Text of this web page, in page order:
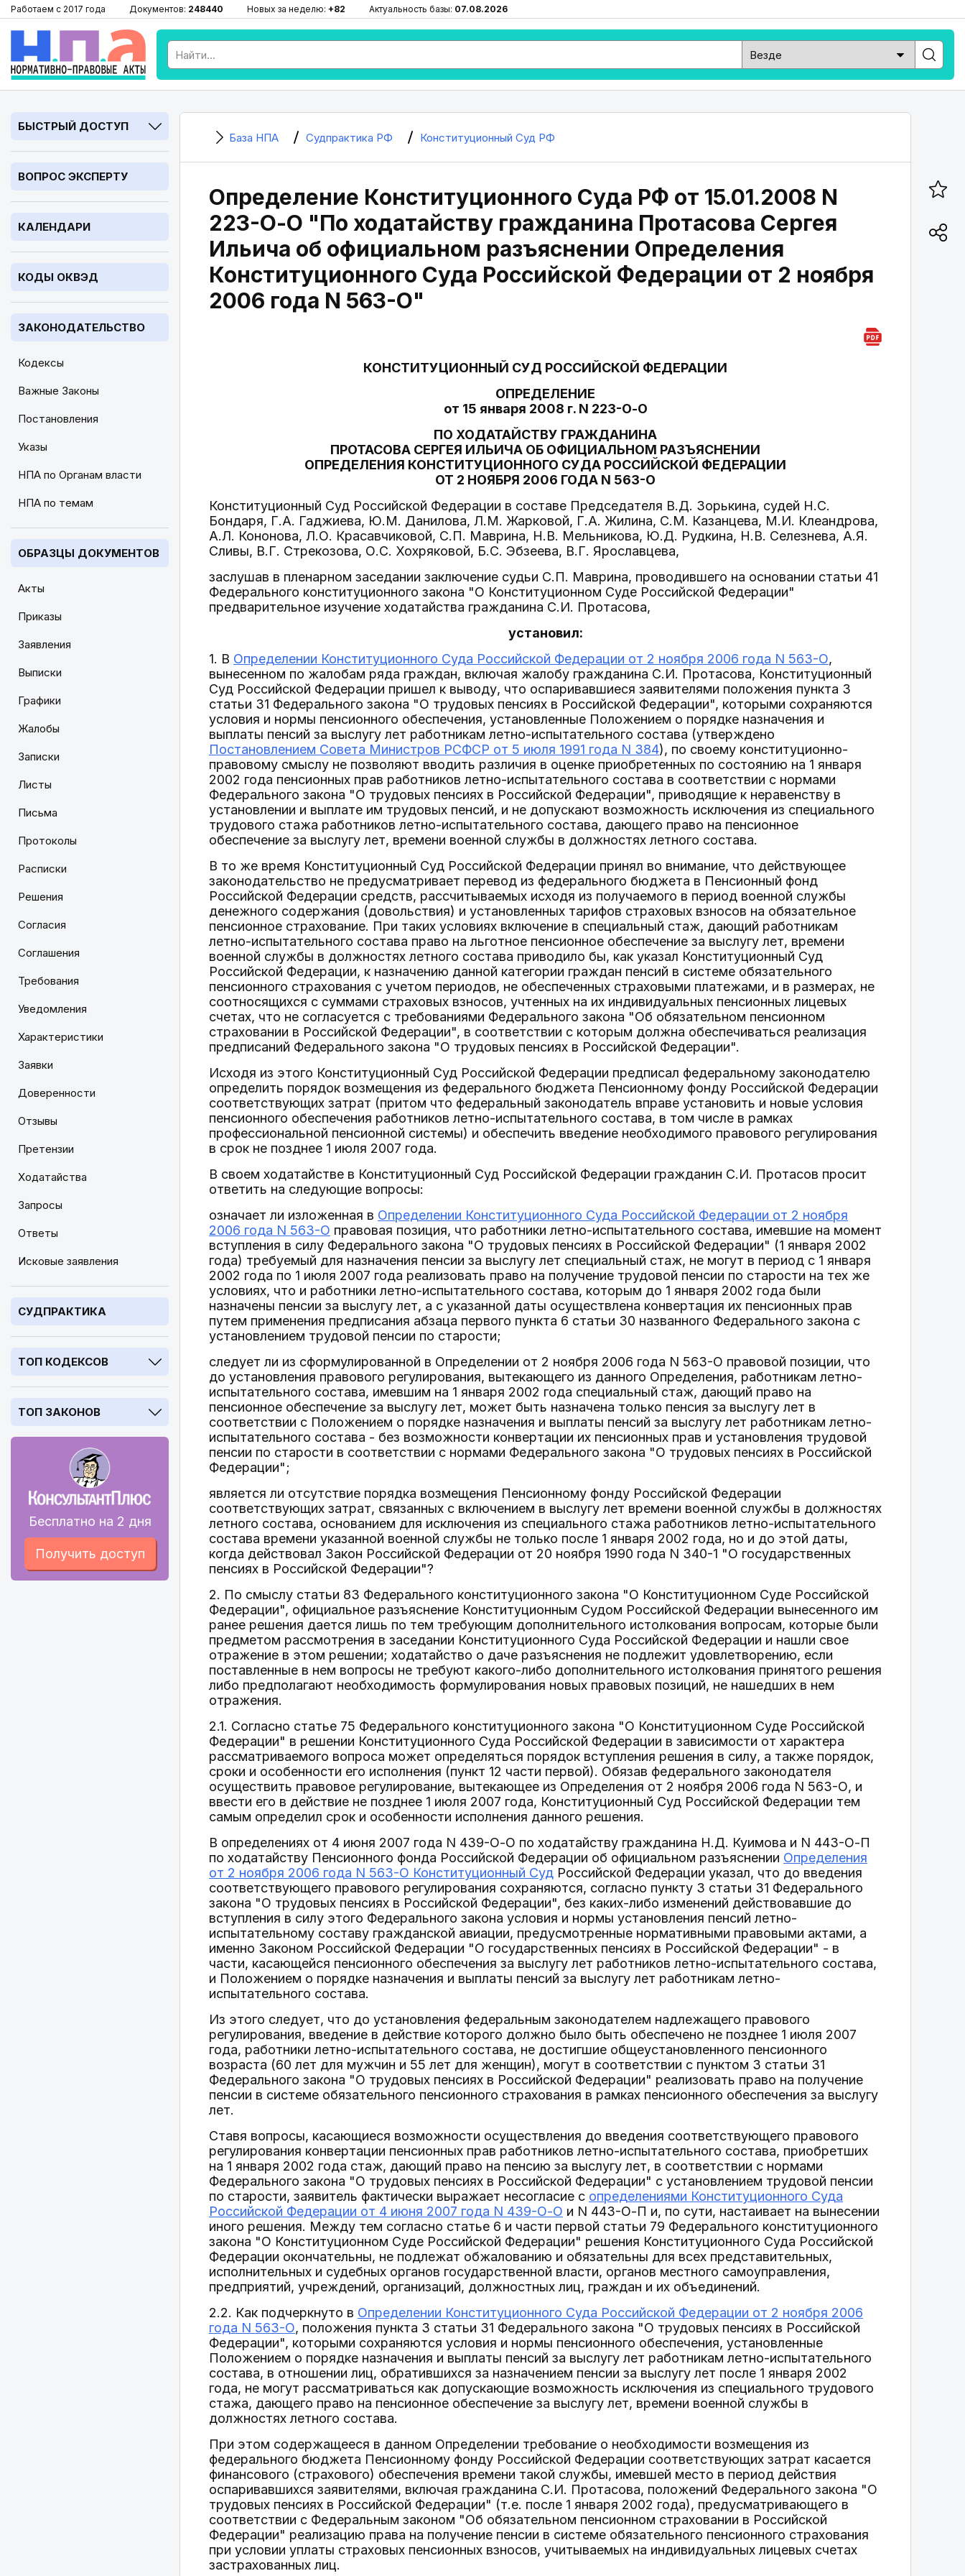
Работаем с 2017 года Документов: 248440 Новых за неделю: +82 Актуальность базы: 07.08.2026
БЫСТРЫЙ ДОСТУП
ВОПРОС ЭКСПЕРТУ
КАЛЕНДАРИ
КОДЫ ОКВЭД
ЗАКОНОДАТЕЛЬСТВО
Кодексы
Важные Законы
Постановления
Указы
НПА по Органам власти
НПА по темам
ОБРАЗЦЫ ДОКУМЕНТОВ
Акты
Приказы
Заявления
Выписки
Графики
Жалобы
Записки
Листы
Письма
Протоколы
Расписки
Решения
Согласия
Соглашения
Требования
Уведомления
Характеристики
Заявки
Доверенности
Отзывы
Претензии
Ходатайства
Запросы
Ответы
Исковые заявления
СУДПРАКТИКА
ТОП КОДЕКСОВ
ТОП ЗАКОНОВ
Бесплатно на 2 дня
Получить доступ
База НПА Судпрактика РФ Конституционный Суд РФ
Определение Конституционного Суда РФ от 15.01.2008 N
223-О-О "По ходатайству гражданина Протасова Сергея
Ильича об официальном разъяснении Определения
Конституционного Суда Российской Федерации от 2 ноября
2006 года N 563-О"
КОНСТИТУЦИОННЫЙ СУД РОССИЙСКОЙ ФЕДЕРАЦИИ
ОПРЕДЕЛЕНИЕ
от 15 января 2008 г. N 223-О-О
ПО ХОДАТАЙСТВУ ГРАЖДАНИНА
ПРОТАСОВА СЕРГЕЯ ИЛЬИЧА ОБ ОФИЦИАЛЬНОМ РАЗЪЯСНЕНИИ
ОПРЕДЕЛЕНИЯ КОНСТИТУЦИОННОГО СУДА РОССИЙСКОЙ ФЕДЕРАЦИИ
ОТ 2 НОЯБРЯ 2006 ГОДА N 563-О
Конституционный Суд Российской Федерации в составе Председателя В.Д. Зорькина, судей Н.С.
Бондаря, Г.А. Гаджиева, Ю.М. Данилова, Л.М. Жарковой, Г.А. Жилина, С.М. Казанцева, М.И. Клеандрова,
А.Л. Кононова, Л.О. Красавчиковой, С.П. Маврина, Н.В. Мельникова, Ю.Д. Рудкина, Н.В. Селезнева, А.Я.
Сливы, В.Г. Стрекозова, О.С. Хохряковой, Б.С. Эбзеева, В.Г. Ярославцева,
заслушав в пленарном заседании заключение судьи С.П. Маврина, проводившего на основании статьи 41
Федерального конституционного закона "О Конституционном Суде Российской Федерации"
предварительное изучение ходатайства гражданина С.И. Протасова,
установил:
1. В Определении Конституционного Суда Российской Федерации от 2 ноября 2006 года N 563-О,
вынесенном по жалобам ряда граждан, включая жалобу гражданина С.И. Протасова, Конституционный
Суд Российской Федерации пришел к выводу, что оспаривавшиеся заявителями положения пункта 3
статьи 31 Федерального закона "О трудовых пенсиях в Российской Федерации", которыми сохраняются
условия и нормы пенсионного обеспечения, установленные Положением о порядке назначения и
выплаты пенсий за выслугу лет работникам летно-испытательного состава (утверждено
Постановлением Совета Министров РСФСР от 5 июля 1991 года N 384), по своему конституционно-
правовому смыслу не позволяют вводить различия в оценке приобретенных по состоянию на 1 января
2002 года пенсионных прав работников летно-испытательного состава в соответствии с нормами
Федерального закона "О трудовых пенсиях в Российской Федерации", приводящие к неравенству в
установлении и выплате им трудовых пенсий, и не допускают возможность исключения из специального
трудового стажа работников летно-испытательного состава, дающего право на пенсионное
обеспечение за выслугу лет, времени военной службы в должностях летного состава.
В то же время Конституционный Суд Российской Федерации принял во внимание, что действующее
законодательство не предусматривает перевод из федерального бюджета в Пенсионный фонд
Российской Федерации средств, рассчитываемых исходя из получаемого в период военной службы
денежного содержания (довольствия) и установленных тарифов страховых взносов на обязательное
пенсионное страхование. При таких условиях включение в специальный стаж, дающий работникам
летно-испытательного состава право на льготное пенсионное обеспечение за выслугу лет, времени
военной службы в должностях летного состава приводило бы, как указал Конституционный Суд
Российской Федерации, к назначению данной категории граждан пенсий в системе обязательного
пенсионного страхования с учетом периодов, не обеспеченных страховыми платежами, и в размерах, не
соотносящихся с суммами страховых взносов, учтенных на их индивидуальных пенсионных лицевых
счетах, что не согласуется с требованиями Федерального закона "Об обязательном пенсионном
страховании в Российской Федерации", в соответствии с которым должна обеспечиваться реализация
предписаний Федерального закона "О трудовых пенсиях в Российской Федерации".
Исходя из этого Конституционный Суд Российской Федерации предписал федеральному законодателю
определить порядок возмещения из федерального бюджета Пенсионному фонду Российской Федерации
соответствующих затрат (притом что федеральный законодатель вправе установить и новые условия
пенсионного обеспечения работников летно-испытательного состава, в том числе в рамках
профессиональной пенсионной системы) и обеспечить введение необходимого правового регулирования
в срок не позднее 1 июля 2007 года.
В своем ходатайстве в Конституционный Суд Российской Федерации гражданин С.И. Протасов просит
ответить на следующие вопросы:
означает ли изложенная в Определении Конституционного Суда Российской Федерации от 2 ноября
2006 года N 563-О правовая позиция, что работники летно-испытательного состава, имевшие на момент
вступления в силу Федерального закона "О трудовых пенсиях в Российской Федерации" (1 января 2002
года) требуемый для назначения пенсии за выслугу лет специальный стаж, не могут в период с 1 января
2002 года по 1 июля 2007 года реализовать право на получение трудовой пенсии по старости на тех же
условиях, что и работники летно-испытательного состава, которым до 1 января 2002 года были
назначены пенсии за выслугу лет, а с указанной даты осуществлена конвертация их пенсионных прав
путем применения предписания абзаца первого пункта 6 статьи 30 названного Федерального закона с
установлением трудовой пенсии по старости;
следует ли из сформулированной в Определении от 2 ноября 2006 года N 563-О правовой позиции, что
до установления правового регулирования, вытекающего из данного Определения, работникам летно-
испытательного состава, имевшим на 1 января 2002 года специальный стаж, дающий право на
пенсионное обеспечение за выслугу лет, может быть назначена только пенсия за выслугу лет в
соответствии с Положением о порядке назначения и выплаты пенсий за выслугу лет работникам летно-
испытательного состава - без возможности конвертации их пенсионных прав и установления трудовой
пенсии по старости в соответствии с нормами Федерального закона "О трудовых пенсиях в Российской
Федерации";
является ли отсутствие порядка возмещения Пенсионному фонду Российской Федерации
соответствующих затрат, связанных с включением в выслугу лет времени военной службы в должностях
летного состава, основанием для исключения из специального стажа работников летно-испытательного
состава времени указанной военной службы не только после 1 января 2002 года, но и до этой даты,
когда действовал Закон Российской Федерации от 20 ноября 1990 года N 340-1 "О государственных
пенсиях в Российской Федерации"?
2. По смыслу статьи 83 Федерального конституционного закона "О Конституционном Суде Российской
Федерации", официальное разъяснение Конституционным Судом Российской Федерации вынесенного им
ранее решения дается лишь по тем требующим дополнительного истолкования вопросам, которые были
предметом рассмотрения в заседании Конституционного Суда Российской Федерации и нашли свое
отражение в этом решении; ходатайство о даче разъяснения не подлежит удовлетворению, если
поставленные в нем вопросы не требуют какого-либо дополнительного истолкования принятого решения
либо предполагают необходимость формулирования новых правовых позиций, не нашедших в нем
отражения.
2.1. Согласно статье 75 Федерального конституционного закона "О Конституционном Суде Российской
Федерации" в решении Конституционного Суда Российской Федерации в зависимости от характера
рассматриваемого вопроса может определяться порядок вступления решения в силу, а также порядок,
сроки и особенности его исполнения (пункт 12 части первой). Обязав федерального законодателя
осуществить правовое регулирование, вытекающее из Определения от 2 ноября 2006 года N 563-О, и
ввести его в действие не позднее 1 июля 2007 года, Конституционный Суд Российской Федерации тем
самым определил срок и особенности исполнения данного решения.
В определениях от 4 июня 2007 года N 439-О-О по ходатайству гражданина Н.Д. Куимова и N 443-О-П
по ходатайству Пенсионного фонда Российской Федерации об официальном разъяснении Определения
от 2 ноября 2006 года N 563-О Конституционный Суд Российской Федерации указал, что до введения
соответствующего правового регулирования сохраняются, согласно пункту 3 статьи 31 Федерального
закона "О трудовых пенсиях в Российской Федерации", без каких-либо изменений действовавшие до
вступления в силу этого Федерального закона условия и нормы установления пенсий летно-
испытательному составу гражданской авиации, предусмотренные нормативными правовыми актами, а
именно Законом Российской Федерации "О государственных пенсиях в Российской Федерации" - в
части, касающейся пенсионного обеспечения за выслугу лет работников летно-испытательного состава,
и Положением о порядке назначения и выплаты пенсий за выслугу лет работникам летно-
испытательного состава.
Из этого следует, что до установления федеральным законодателем надлежащего правового
регулирования, введение в действие которого должно было быть обеспечено не позднее 1 июля 2007
года, работники летно-испытательного состава, не достигшие общеустановленного пенсионного
возраста (60 лет для мужчин и 55 лет для женщин), могут в соответствии с пунктом 3 статьи 31
Федерального закона "О трудовых пенсиях в Российской Федерации" реализовать право на получение
пенсии в системе обязательного пенсионного страхования в рамках пенсионного обеспечения за выслугу
лет.
Ставя вопросы, касающиеся возможности осуществления до введения соответствующего правового
регулирования конвертации пенсионных прав работников летно-испытательного состава, приобретших
на 1 января 2002 года стаж, дающий право на пенсию за выслугу лет, в соответствии с нормами
Федерального закона "О трудовых пенсиях в Российской Федерации" с установлением трудовой пенсии
по старости, заявитель фактически выражает несогласие с определениями Конституционного Суда
Российской Федерации от 4 июня 2007 года N 439-О-О и N 443-О-П и, по сути, настаивает на вынесении
иного решения. Между тем согласно статье 6 и части первой статьи 79 Федерального конституционного
закона "О Конституционном Суде Российской Федерации" решения Конституционного Суда Российской
Федерации окончательны, не подлежат обжалованию и обязательны для всех представительных,
исполнительных и судебных органов государственной власти, органов местного самоуправления,
предприятий, учреждений, организаций, должностных лиц, граждан и их объединений.
2.2. Как подчеркнуто в Определении Конституционного Суда Российской Федерации от 2 ноября 2006
года N 563-О, положения пункта 3 статьи 31 Федерального закона "О трудовых пенсиях в Российской
Федерации", которыми сохраняются условия и нормы пенсионного обеспечения, установленные
Положением о порядке назначения и выплаты пенсий за выслугу лет работникам летно-испытательного
состава, в отношении лиц, обратившихся за назначением пенсии за выслугу лет после 1 января 2002
года, не могут рассматриваться как допускающие возможность исключения из специального трудового
стажа, дающего право на пенсионное обеспечение за выслугу лет, времени военной службы в
должностях летного состава.
При этом содержащееся в данном Определении требование о необходимости возмещения из
федерального бюджета Пенсионному фонду Российской Федерации соответствующих затрат касается
финансового (страхового) обеспечения времени такой службы, имевшей место в период действия
оспаривавшихся заявителями, включая гражданина С.И. Протасова, положений Федерального закона "О
трудовых пенсиях в Российской Федерации" (т.е. после 1 января 2002 года), предусматривающего в
соответствии с Федеральным законом "Об обязательном пенсионном страховании в Российской
Федерации" реализацию права на получение пенсии в системе обязательного пенсионного страхования
при условии уплаты страховых пенсионных взносов, учитываемых на индивидуальных лицевых счетах
застрахованных лиц.